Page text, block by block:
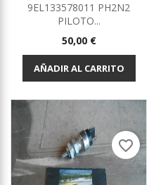
9EL133578011 PH2N2
PILOTO...
Precio
50,00 €
AÑADIR AL CARRITO
favorite_border